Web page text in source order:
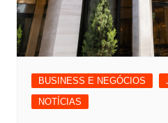
BUSINESS E NEGÓCIOS
NOTÍCIAS